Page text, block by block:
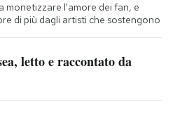
monetizzare l'amore dei fan, e
di più dagli artisti che sostengono
letto e raccontato da